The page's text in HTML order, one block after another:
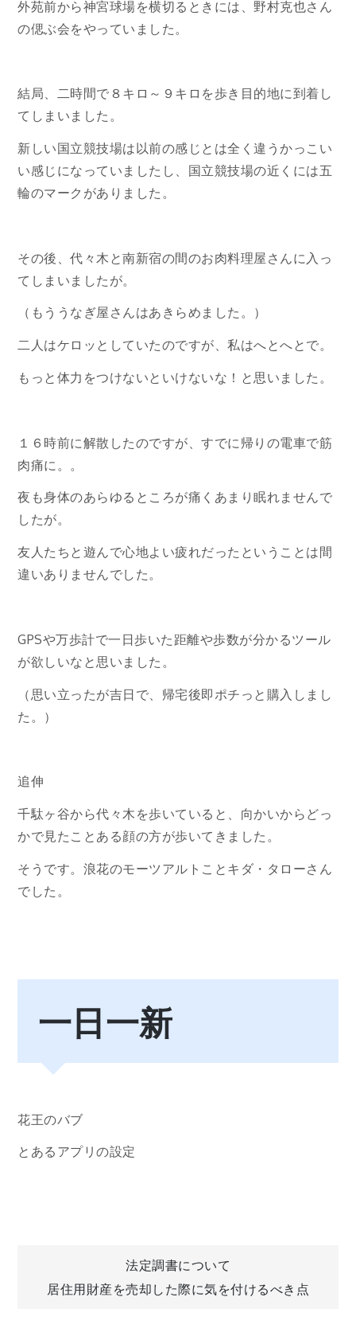
外苑前から神宮球場を横切るときには、野村克也さん
の偲ぶ会をやっていました。
結局、二時間で８キロ～９キロを歩き目的地に到着し
てしまいました。
新しい国立競技場は以前の感じとは全く違うかっこい
い感じになっていましたし、国立競技場の近くには五
輪のマークがありました。
その後、代々木と南新宿の間のお肉料理屋さんに入っ
てしまいましたが。
（もううなぎ屋さんはあきらめました。）
二人はケロッとしていたのですが、私はへとへとで。
もっと体力をつけないといけないな！と思いました。
１６時前に解散したのですが、すでに帰りの電車で筋
肉痛に。。
夜も身体のあらゆるところが痛くあまり眠れませんで
したが。
友人たちと遊んで心地よい疲れだったということは間
違いありませんでした。
GPSや万歩計で一日歩いた距離や歩数が分かるツール
が欲しいなと思いました。
（思い立ったが吉日で、帰宅後即ポチっと購入しまし
た。）
追伸
千駄ヶ谷から代々木を歩いていると、向かいからどっ
かで見たことある顔の方が歩いてきました。
そうです。浪花のモーツアルトことキダ・タローさん
でした。
一日一新
花王のバブ
とあるアプリの設定
投
法定調書について
居住用財産を売却した際に気を付けるべき点